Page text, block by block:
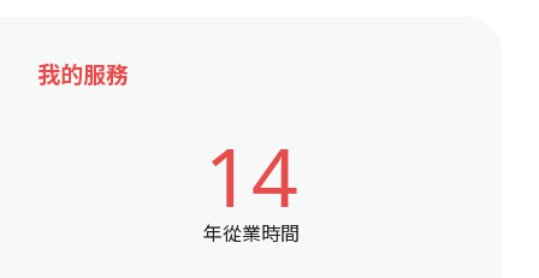
我的服務
14
年從業時間